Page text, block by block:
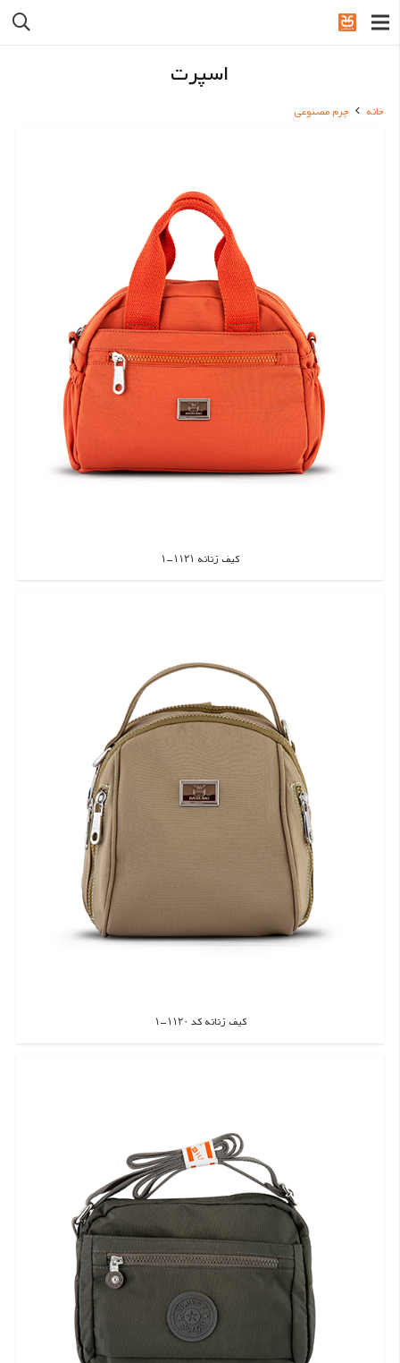
اسپرت
خانه چرم مصنوعی
کیف زنانه ۱۱۲۱-۱
اطلاعات بیشتر
کیف زنانه کد ۱۱۲۰-۱
اطلاعات بیشتر